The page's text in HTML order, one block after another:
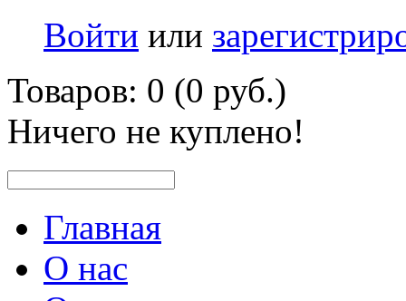
Войти или
Товаров: 0 (0 руб.)
Ничего не куплено!
Главная
О нас